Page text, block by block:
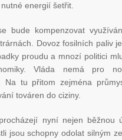
energií šetřit.
bude kompenzovat
Dovoz fosilních paliv
proudu a mnozí politici
Vláda nemá pro
Na tu přitom zejména
továren do ciziny.
nyní nejen běžnou
jsou schopny odolat silným